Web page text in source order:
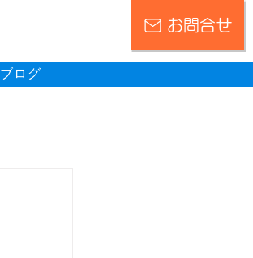
お問合せ
ブログ